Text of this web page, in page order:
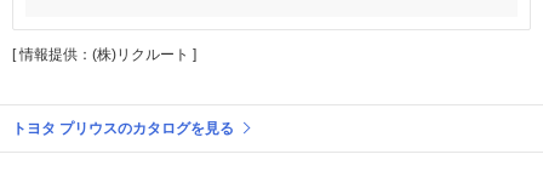
[ 情報提供：(株)リクルート ]
トヨタ プリウスのカタログを見る